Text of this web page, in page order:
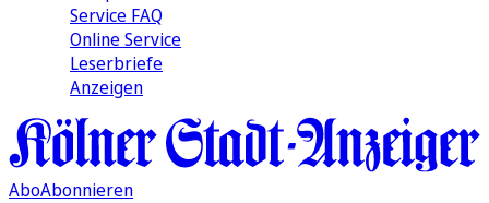
Service FAQ
Online Service
Leserbriefe
Anzeigen
AboAbonnieren